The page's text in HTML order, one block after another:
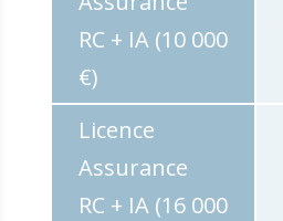
RC + IA (10 000
€)
Licence
Assurance
RC + IA (16 000